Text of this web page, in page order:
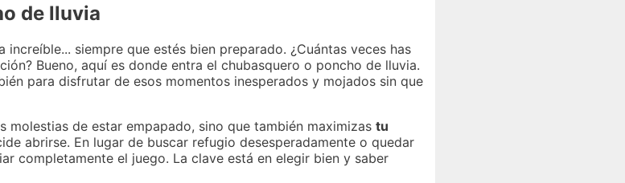
de lluvia
siempre que estés bien preparado. ¿Cuántas veces has
Bueno, aquí es donde entra el chubasquero o poncho de lluvia.
para disfrutar de esos momentos inesperados y mojados sin que
de estar empapado, sino que también maximizas tu
abrirse. En lugar de buscar refugio desesperadamente o quedar
completamente el juego. La clave está en elegir bien y saber